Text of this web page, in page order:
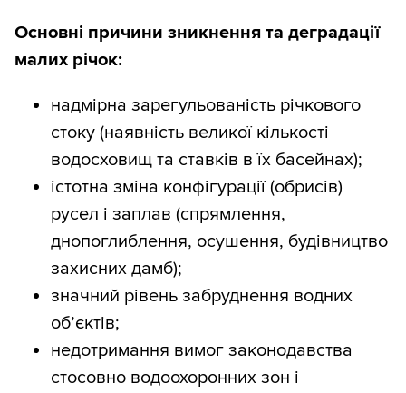
Основні причини зникнення та деградації
малих річок:
надмірна зарегульованість річкового
стоку (наявність великої кількості
водосховищ та ставків в їх басейнах);
істотна зміна конфігурації (обрисів)
русел і заплав (спрямлення,
днопоглиблення, осушення, будівництво
захисних дамб);
значний рівень забруднення водних
об’єктів;
недотримання вимог законодавства
стосовно водоохоронних зон і